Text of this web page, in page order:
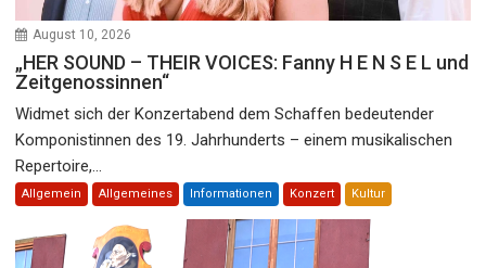
August 10, 2026
„HER SOUND – THEIR VOICES: Fanny H E N S E L und
Zeitgenossinnen“
Widmet sich der Konzertabend dem Schaffen bedeutender
Komponistinnen des 19. Jahrhunderts – einem musikalischen
Repertoire,...
Allgemein Allgemeines Informationen Konzert Kultur